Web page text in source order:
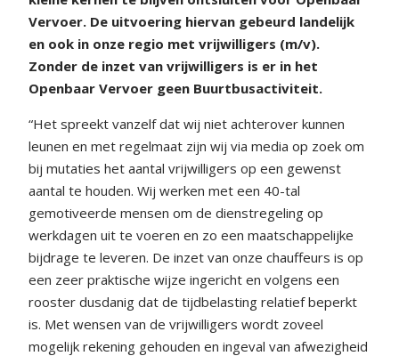
Vervoer. De uitvoering hiervan gebeurd landelijk
en ook in onze regio met vrijwilligers (m/v).
Zonder de inzet van vrijwilligers is er in het
Openbaar Vervoer geen Buurtbusactiviteit.
“Het spreekt vanzelf dat wij niet achterover kunnen
leunen en met regelmaat zijn wij via media op zoek om
bij mutaties het aantal vrijwilligers op een gewenst
aantal te houden. Wij werken met een 40-tal
gemotiveerde mensen om de dienstregeling op
werkdagen uit te voeren en zo een maatschappelijke
bijdrage te leveren. De inzet van onze chauffeurs is op
een zeer praktische wijze ingericht en volgens een
rooster dusdanig dat de tijdbelasting relatief beperkt
is. Met wensen van de vrijwilligers wordt zoveel
mogelijk rekening gehouden en ingeval van afwezigheid